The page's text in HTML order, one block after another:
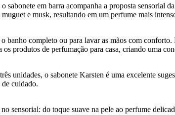
em barra acompanha a proposta sensorial
e musk, resultando em um perfume mais
banho completo ou para lavar as mãos com
produtos de perfumação para casa, criando uma
unidades, o sabonete Karsten é uma excelente
cuidado.
sensorial: do toque suave na pele ao perfume